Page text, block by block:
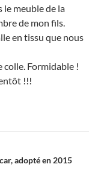
le meuble de la
de mon fils.
en tissu que nous
colle. Formidable !
!!!
adopté en 2015